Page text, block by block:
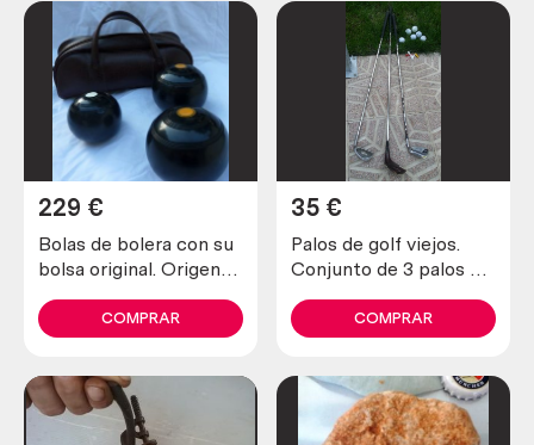
Bolas de bolera con su
bolsa original. Origen
bowls
229 €
COMPRAR
Palos de golf viejos.
Conjunto de 3 palos y 6
golfers
35 €
COMPRAR